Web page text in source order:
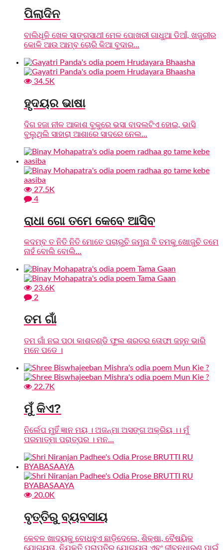
ପିଲାଦିନ
ବାଲିଧୂଳି ଖେଳ ସାଙ୍ଗସାଥୀ ମେଳ ପୋଖରୀ ଗାଧୁଆ ଡିଆଁ, ଖଜୁରୀର
କୋଳି ଆଉ ଆମ୍ବ ଚୋରି କିଆ ବୁଦାର...
34.5K
ହୃଦୟର ଭାଷା
ଦିଗ ହଜା ନୀଳ ଆକାଶ ବୁକୁରେ ଭସା ବାଦଲଟିଏ ହୋଇ, ଭାସି
ବୁଲୁଥିଲି ସାହାରା ଆଶାରେ ସାଦରେ ନେଲ...
27.5K
4
ରାଧା ଗୋ ତମେ କେବେ ଆସିବ
କଦମ୍ବ ତ ନିତି ନିତି ମୋତେ ପଚାରୁଚି ଜମୁନା ବି ତମକୁ ଖୋଜୁଚି ତମେ
ନାହଁ ବୋଲି ବୋଲି...
23.6K
2
ତମ ଗାଁ
ତମ ଗାଁ ନଇ ପଠା କାଶତଣ୍ଡି ଫୁଲ ଶରତର ତୋଫା ଜହ୍ନ ଭାରି
ମନେ ପଡେ ।
22.7K
ମୁଁ କିଏ?
ନିର୍ଲେପ ମୁହିଁ ଜ୍ଞାନ ମୟ । ଅଜନ୍ମା ଅସଙ୍ଗ ଅକ୍ରିୟ ।। ମୁଁ
ପରମାତ୍ମା ପରାତ୍ପର । ମନ...
20.0K
ବୃତ୍ତିରୁ ବ୍ୟବସାୟ
କେବଳ ଖାଦ୍ୟକୁ ବୋଧହୁଏ ଛାଡ଼ିଦେଲେ, ଶିକ୍ଷା, ବୈଷୟିକ
ଯୋଗ୍ୟତା, ନିଯୁକ୍ତି ପ୍ରାପ୍ତିର ଯୋଗ୍ୟତା ଏବଂ ଜୀବନଧାରଣ ପାଇଁ